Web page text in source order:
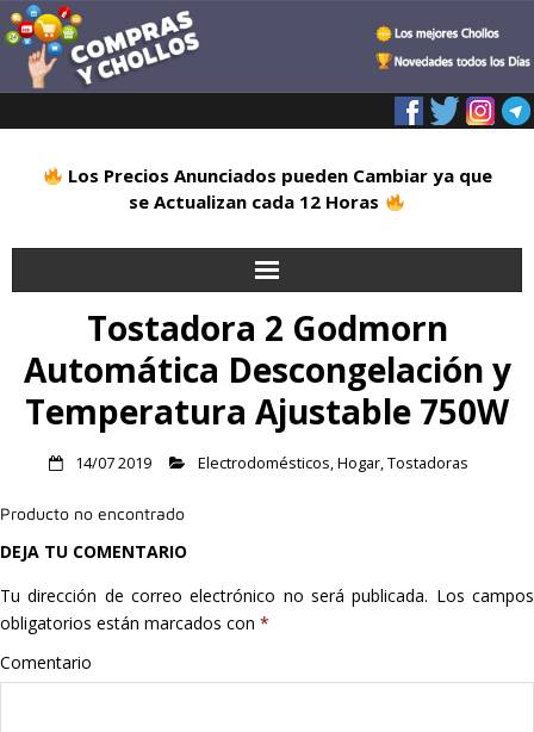
Los Precios Anunciados pueden Cambiar ya que
se Actualizan cada 12 Horas
Alimentación
Hogar
Informática
Listas
Tostadora 2 Godmorn
Automática Descongelación y
Temperatura Ajustable 750W
14/07 2019 Electrodomésticos,Hogar,Tostadoras
Producto no encontrado
DEJA TU COMENTARIO
Tu dirección de correo electrónico no será publicada. Los campos
obligatorios están marcados con *
Comentario